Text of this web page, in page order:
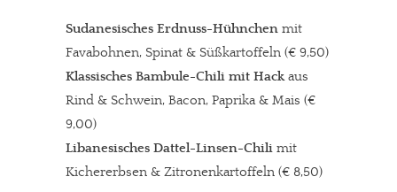
Sudanesisches Erdnuss-Hühnchen mit
Favabohnen, Spinat & Süßkartoffeln (€ 9,50)
Klassisches Bambule-Chili mit Hackaus
Rind & Schwein, Bacon, Paprika & Mais (€
9,00)
Libanesisches Dattel-Linsen-Chili mit
Kichererbsen & Zitronenkartoffeln (€ 8,50)